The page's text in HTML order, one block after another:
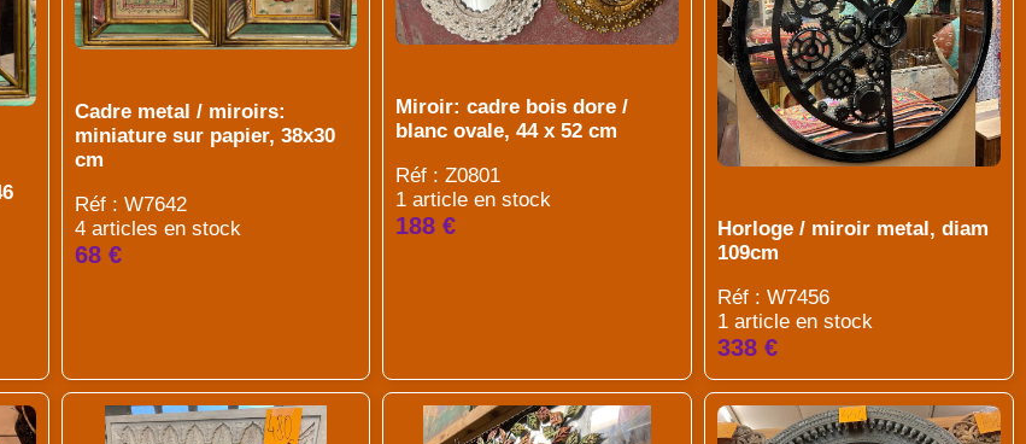
Cadre metal / miroirs:
miniature sur papier, 38x30
cm
Réf : W7642
4 articles en stock
68 €
Miroir: cadre bois dore /
blanc ovale, 44 x 52 cm
Réf : Z0801
1 article en stock
188 €
Horloge / miroir metal, diam
109cm
Réf : W7456
1 article en stock
338 €